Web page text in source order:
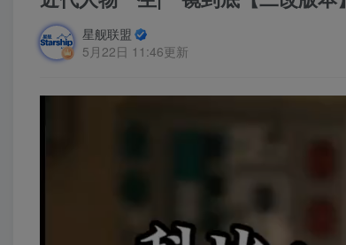
星舰联盟
5月22日 11:46更新